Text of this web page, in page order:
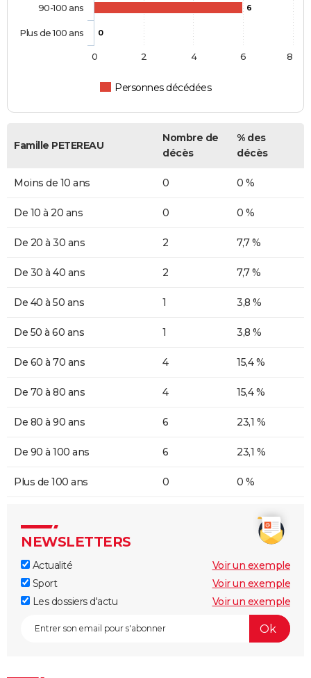
6
0
Personnes décédées
90-100 ans
Plus de 100 ans
0 2 4 6 8
Famille PETEREAU
Nombre de
décès
% des
décès
Moins de 10 ans 0 0 %
De 10 à 20 ans 0 0 %
De 20 à 30 ans 2 7,7 %
De 30 à 40 ans 2 7,7 %
De 40 à 50 ans 1 3,8 %
De 50 à 60 ans 1 3,8 %
De 60 à 70 ans 4 15,4 %
De 70 à 80 ans 4 15,4 %
De 80 à 90 ans 6 23,1 %
De 90 à 100 ans 6 23,1 %
Plus de 100 ans 0 0 %
NEWSLETTERS
Actualité
Voir un exemple
Sport
Voir un exemple
Les dossiers d'actu
Voir un exemple